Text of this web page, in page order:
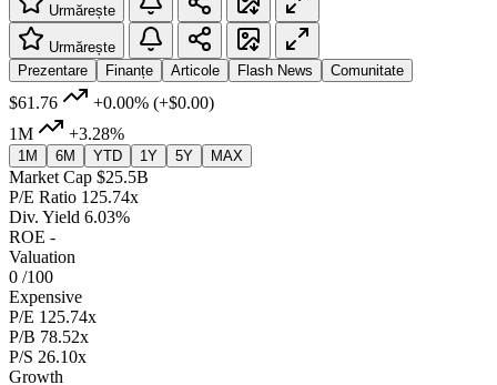
Urmărește
Urmărește
Prezentare
Finanțe Articole Flash News Comunitate
$61.76 +0.00% (+$0.00)
1M
+3.28%
1M 6M YTD 1Y 5Y MAX
Market Cap $25.5B
P/E Ratio 125.74x
Div. Yield 6.03%
ROE -
Valuation
0 /100
Expensive
P/E 125.74x
P/B 78.52x
P/S 26.10x
Growth